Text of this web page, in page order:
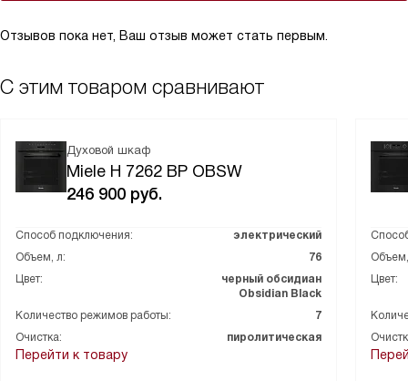
Отзывов пока нет, Ваш отзыв может стать первым.
С этим товаром сравнивают
Духовой шкаф
Miele H 7262 BP OBSW
246 900 руб.
Способ подключения:
электрический
Объем, л:
76
Цвет:
черный обсидиан
Obsidian Black
Количество режимов работы:
7
Очистка:
пиролитическая
Перейти к товару
Цвет: